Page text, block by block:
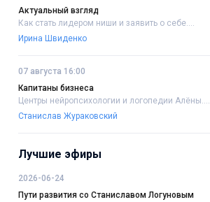
Актуальный взгляд
Как стать лидером ниши и заявить о себе....
Ирина Швиденко
07 августа 16:00
Капитаны бизнеса
Центры нейропсихологии и логопедии Алёны....
Станислав Жураковский
Лучшие эфиры
2026-06-24
Пути развития со Станиславом Логуновым